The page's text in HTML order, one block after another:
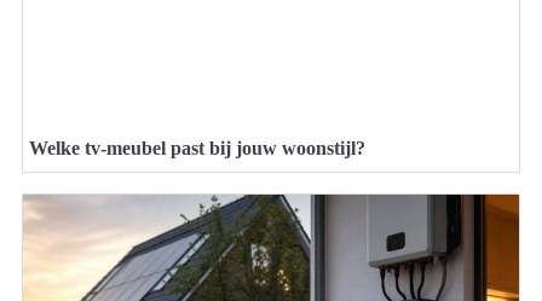
Welke tv-meubel past bij jouw woonstijl?